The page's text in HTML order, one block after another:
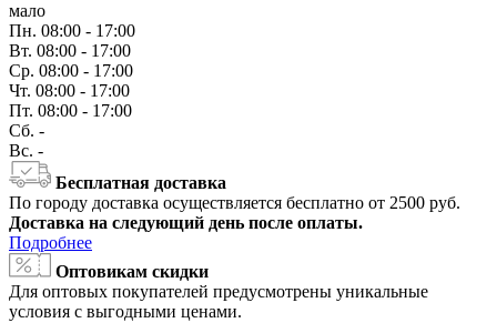
мало
Пн. 08:00 - 17:00
Вт. 08:00 - 17:00
Ср. 08:00 - 17:00
Чт. 08:00 - 17:00
Пт. 08:00 - 17:00
Сб. -
Вс. -
Бесплатная доставка
По городу доставка осуществляется бесплатно от 2500 руб.
Доставка на следующий день после оплаты.
Подробнее
Оптовикам скидки
Для оптовых покупателей предусмотрены уникальные
условия с выгодными ценами.